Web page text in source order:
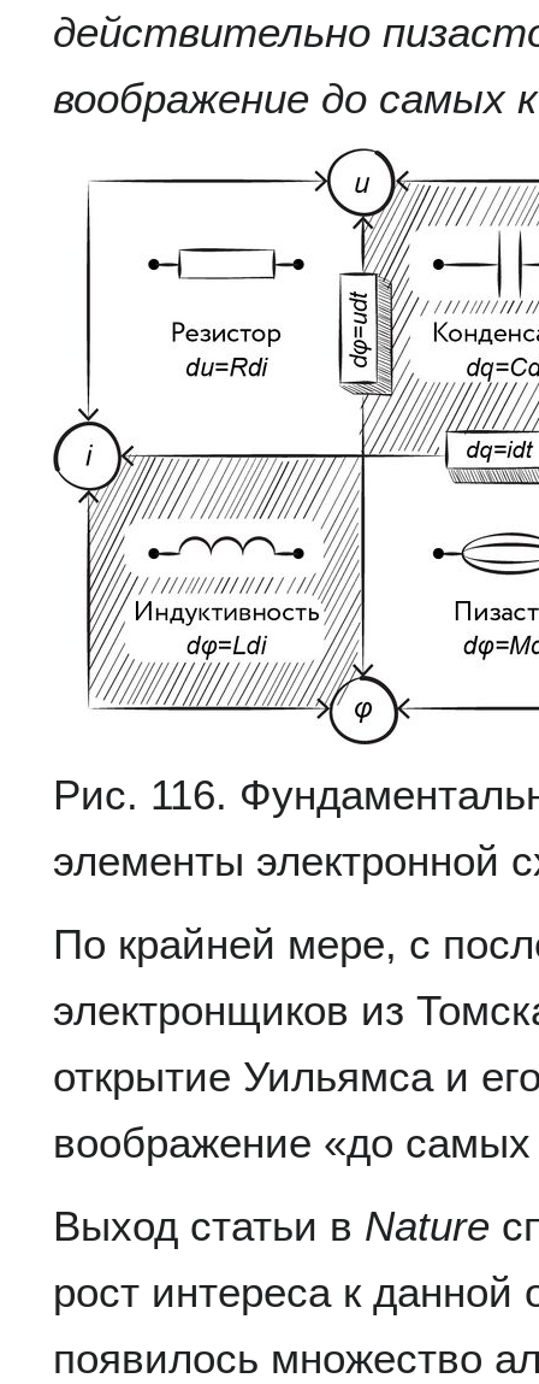
действительно
воображение до самых
Рис. 116.
элементы электронной
По крайней мере, с
электронщиков из
открытие Уильямса и
воображение «до самых
Выход статьи в Nature
рост интереса к данной
появилось множество